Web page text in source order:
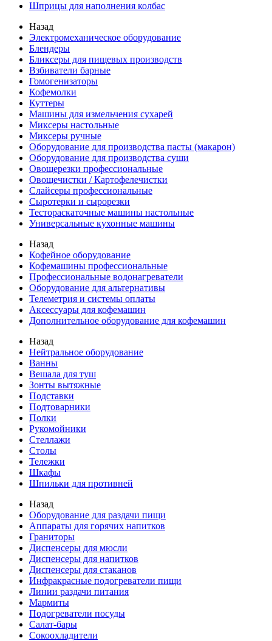
Шприцы для наполнения колбас
Назад
Электромеханическое оборудование
Блендеры
Бликсеры для пищевых производств
Взбиватели барные
Гомогенизаторы
Кофемолки
Куттеры
Машины для измельчения сухарей
Миксеры настольные
Миксеры ручные
Оборудование для производства пасты (макарон)
Оборудование для производства суши
Овощерезки профессиональные
Овощечистки / Картофелечистки
Слайсеры профессиональные
Сыротерки и сырорезки
Тестораскаточные машины настольные
Универсальные кухонные машины
Назад
Кофейное оборудование
Кофемашины профессиональные
Профессиональные водонагреватели
Оборудование для альтернативы
Телеметрия и системы оплаты
Аксессуары для кофемашин
Дополнительное оборудование для кофемашин
Назад
Нейтральное оборудование
Ванны
Вешала для туш
Зонты вытяжные
Подставки
Подтоварники
Полки
Рукомойники
Стеллажи
Столы
Тележки
Шкафы
Шпильки для противней
Назад
Оборудование для раздачи пищи
Аппараты для горячих напитков
Граниторы
Диспенсеры для мюсли
Диспенсеры для напитков
Диспенсеры для стаканов
Инфракрасные подогреватели пищи
Линии раздачи питания
Мармиты
Подогреватели посуды
Салат-бары
Сокоохладители